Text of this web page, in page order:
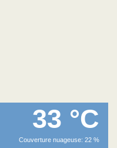
33 °C
Couverture nuageuse: 22 %